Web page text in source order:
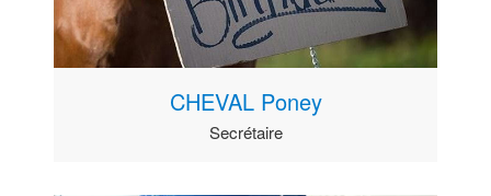
CHEVAL Poney
Secrétaire